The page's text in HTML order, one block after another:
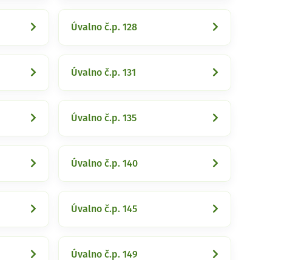
Úvalno č.p. 128
Úvalno č.p. 131
Úvalno č.p. 135
Úvalno č.p. 140
Úvalno č.p. 145
Úvalno č.p. 149